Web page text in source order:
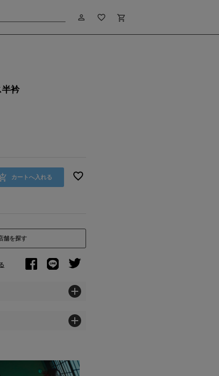
person_outline favorite_border shopping_cart
半衿
カートへ入れる
舗を探す